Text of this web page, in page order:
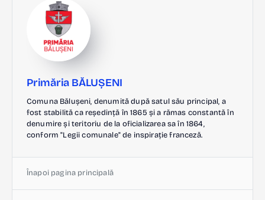
Primăria BĂLUȘENI
Comuna Bălușeni, denumită după satul său principal, a
fost stabilită ca reședință în 1865 și a rămas constantă în
denumire și teritoriu de la oficializarea sa în 1864,
conform "Legii comunale" de inspirație franceză.
Înapoi pagina principală